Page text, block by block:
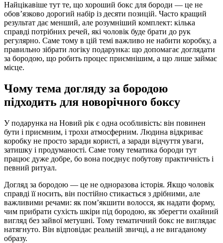
Найцікавіше тут те, що хороший бокс для бороди — це не
обов’язково дорогий набір із десяти позицій. Часто кращий
результат дає менший, але розумніший комплект: кілька
справді потрібних речей, які чоловік буде брати до рук
регулярно. Саме тому в цій темі важливо не набити коробку, а
правильно зібрати логіку подарунка: що допомагає доглядати
за бородою, що робить процес приємнішим, а що лише займає
місце.
Чому тема догляду за бородою
підходить для новорічного боксу
У подарунка на Новий рік є одна особливість: він повинен
бути і приємним, і трохи атмосферним. Людина відкриває
коробку не просто заради користі, а заради відчуття уваги,
затишку і продуманості. Саме тому тематика бороди тут
працює дуже добре, бо вона поєднує побутову практичність і
певний ритуал.
Догляд за бородою — це не одноразова історія. Якщо чоловік
справді її носить, він постійно стикається з дрібними, але
важливими речами: як пом’якшити волосся, як надати форму,
чим прибрати сухість шкіри під бородою, як зберегти охайний
вигляд без зайвої метушні. Тому тематичний бокс не виглядає
натягнуто. Він відповідає реальній звичці, а не вигаданому
образу.